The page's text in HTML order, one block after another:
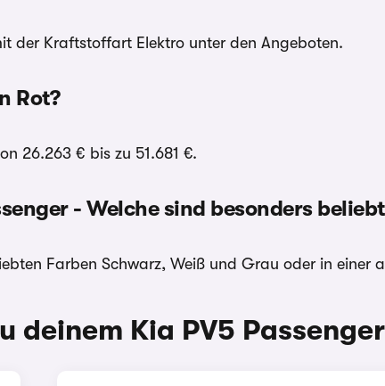
der Kraftstoffart Elektro unter den Angeboten.
Rot?
26.263 € bis zu 51.681 €.
- Welche sind besonders
Farben Schwarz, Weiß und Grau oder in einer
deinem Kia PV5